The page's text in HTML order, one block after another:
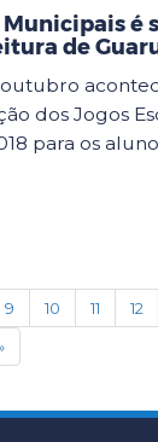
é
de
dos Jogos
para os
9 10 11 12